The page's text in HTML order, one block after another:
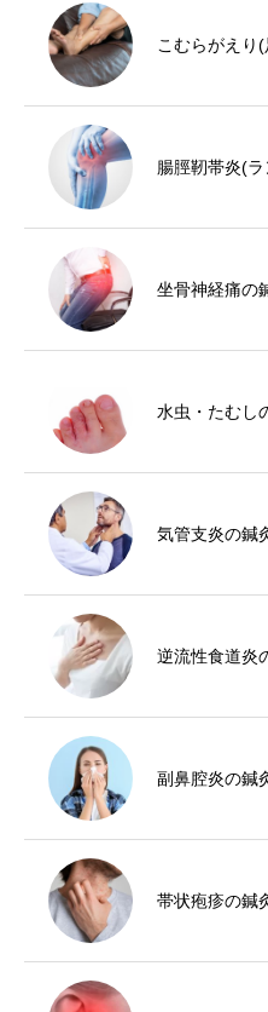
こむらがえり
腸脛靭帯炎(
坐骨神経痛の
水虫・たむし
気管支炎の鍼
逆流性食道炎
副鼻腔炎の鍼
帯状疱疹の鍼